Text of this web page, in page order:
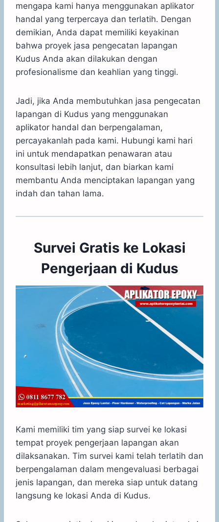
mengapa kami hanya menggunakan aplikator
handal yang terpercaya dan terlatih. Dengan
demikian, Anda dapat memiliki keyakinan
bahwa proyek jasa pengecatan lapangan
Kudus Anda akan dilakukan dengan
profesionalisme dan keahlian yang tinggi.
Jadi, jika Anda membutuhkan jasa pengecatan
lapangan di Kudus yang menggunakan
aplikator handal dan berpengalaman,
percayakanlah pada kami. Hubungi kami hari
ini untuk mendapatkan penawaran atau
konsultasi lebih lanjut, dan biarkan kami
membantu Anda menciptakan lapangan yang
indah dan tahan lama.
Survei Gratis ke Lokasi
Pengerjaan di Kudus
Kami memiliki tim yang siap survei ke lokasi
tempat proyek pengerjaan lapangan akan
dilaksanakan. Tim survei kami telah terlatih dan
berpengalaman dalam mengevaluasi berbagai
jenis lapangan, dan mereka siap untuk datang
langsung ke lokasi Anda di Kudus.